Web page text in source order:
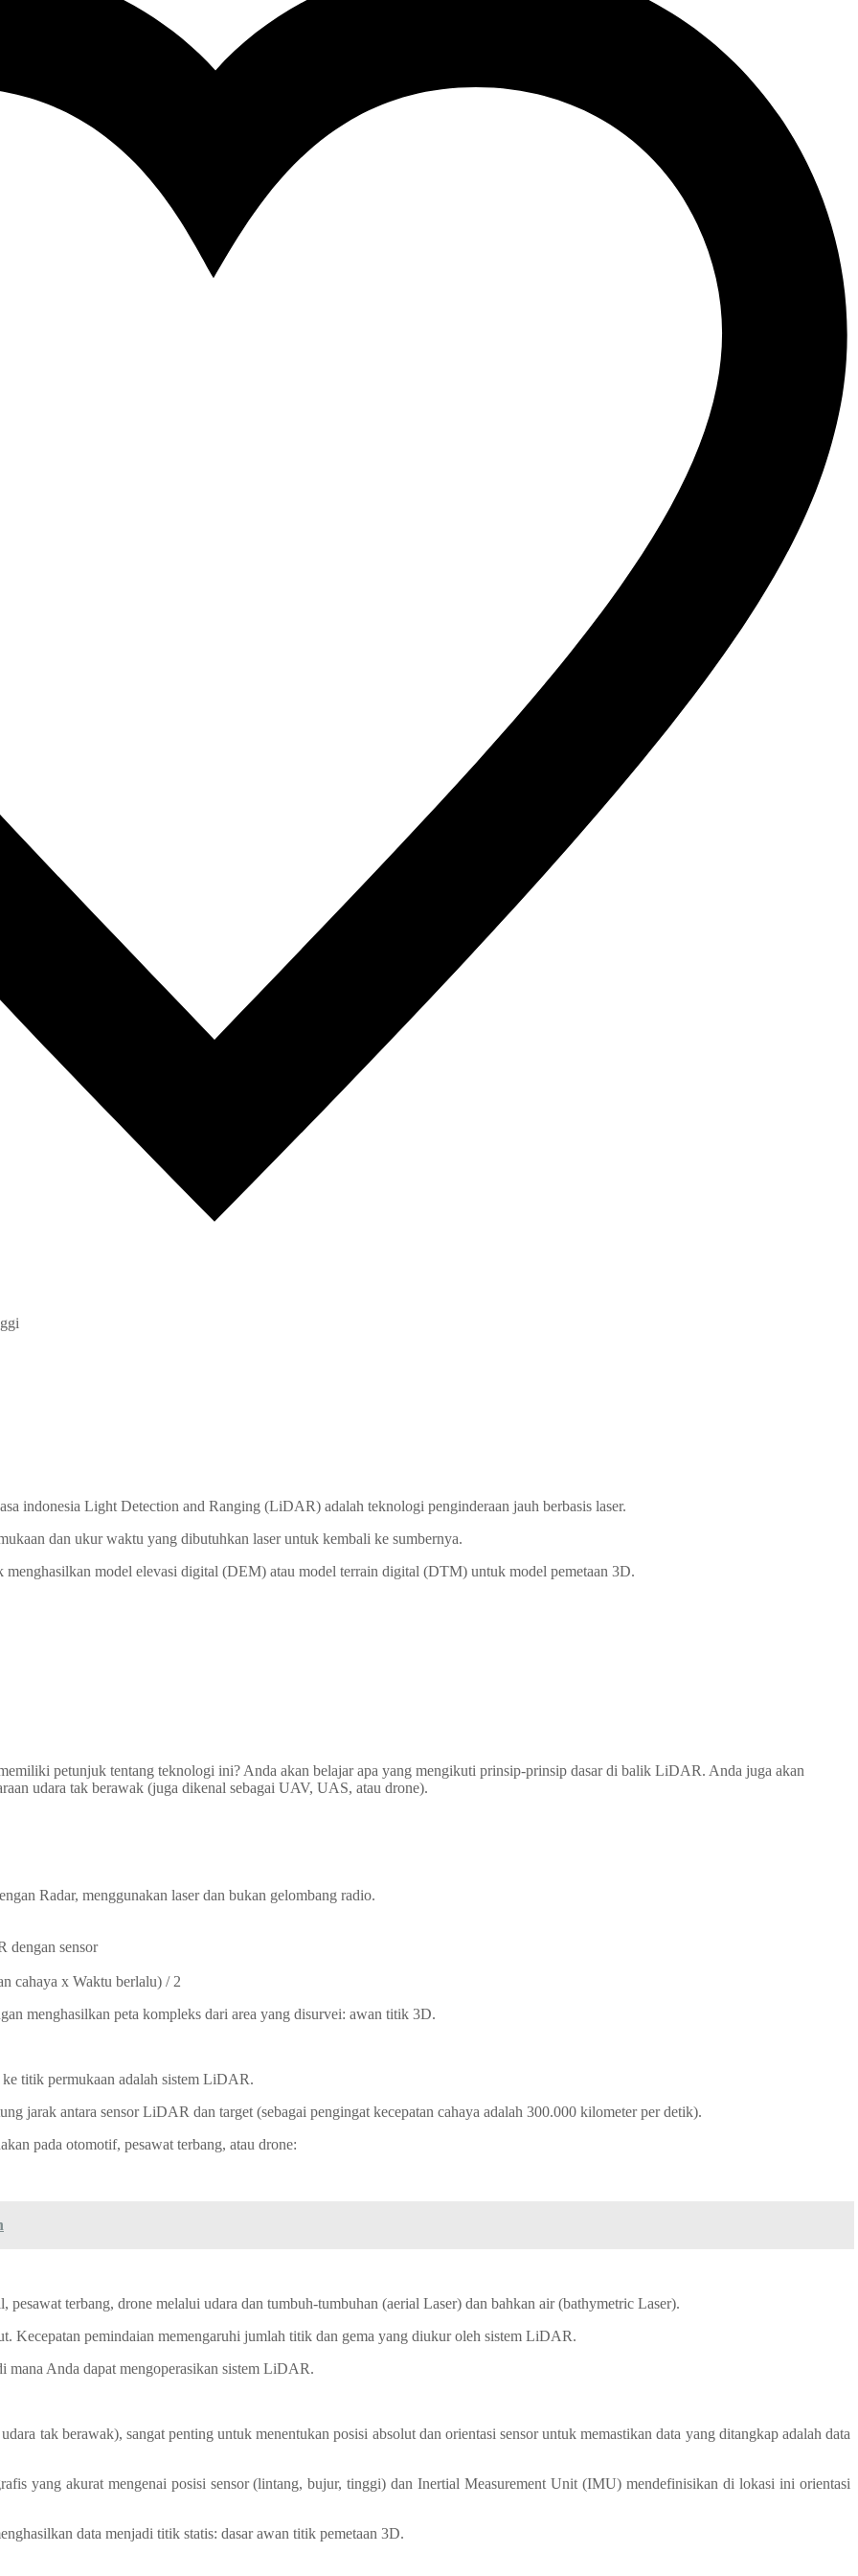
indonesia Light Detection and Ranging (LiDAR) adalah teknologi penginderaan jauh berbasis laser.
dan ukur waktu yang dibutuhkan laser untuk kembali ke sumbernya.
model elevasi digital (DEM) atau model terrain digital (DTM) untuk model pemetaan 3D.
petunjuk tentang teknologi ini? Anda akan belajar apa yang mengikuti prinsip-prinsip dasar di balik LiDAR. Anda juga akan
udara tak berawak (juga dikenal sebagai UAV, UAS, atau drone).
Radar, menggunakan laser dan bukan gelombang radio.
dengan sensor
cahaya x Waktu berlalu) / 2
menghasilkan peta kompleks dari area yang disurvei: awan titik 3D.
titik permukaan adalah sistem LiDAR.
jarak antara sensor LiDAR dan target (sebagai pengingat kecepatan cahaya adalah 300.000 kilometer per detik).
pada otomotif, pesawat terbang, atau drone:
terbang, drone melalui udara dan tumbuh-tumbuhan (aerial Laser) dan bahkan air (bathymetric Laser).
Kecepatan pemindaian memengaruhi jumlah titik dan gema yang diukur oleh sistem LiDAR.
mana Anda dapat mengoperasikan sistem LiDAR.
tak berawak), sangat penting untuk menentukan posisi absolut dan orientasi sensor untuk memastikan data yang ditangkap adalah data
yang akurat mengenai posisi sensor (lintang, bujur, tinggi) dan Inertial Measurement Unit (IMU) mendefinisikan di lokasi ini orientasi
data menjadi titik statis: dasar awan titik pemetaan 3D.